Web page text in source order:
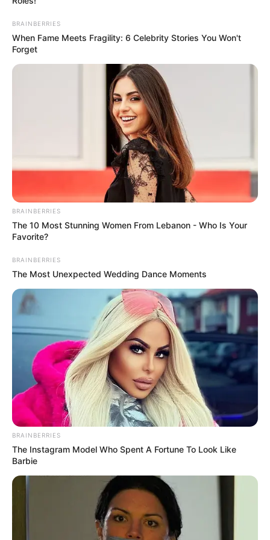
BRAINBERRIES
When Fame Meets Fragility: 6 Celebrity Stories You Won't
Forget
BRAINBERRIES
The 10 Most Stunning Women From Lebanon - Who Is Your
Favorite?
BRAINBERRIES
The Most Unexpected Wedding Dance Moments
BRAINBERRIES
The Instagram Model Who Spent A Fortune To Look Like
Barbie